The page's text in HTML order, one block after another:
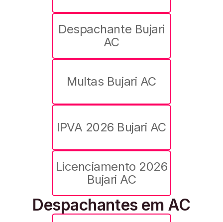
Despachante Bujari
AC
Multas Bujari AC
IPVA 2026 Bujari AC
Licenciamento 2026
Bujari AC
Despachantes em AC